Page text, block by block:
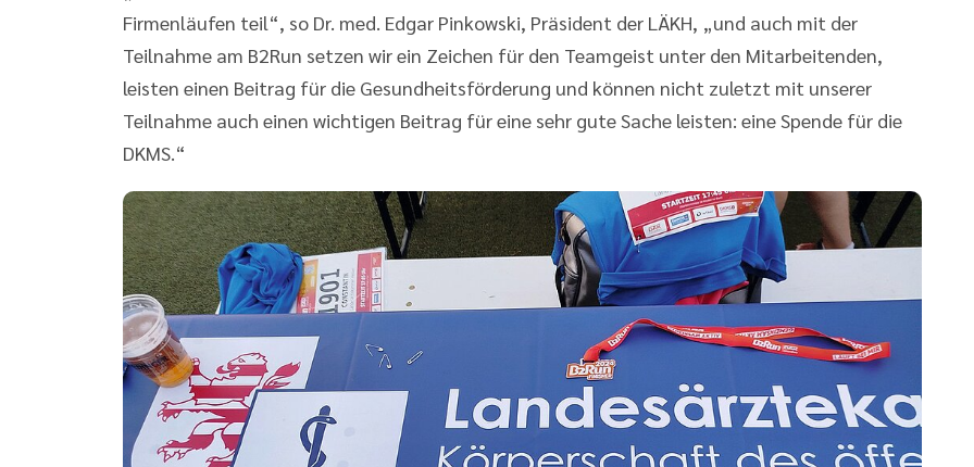
Firmenläufen teil“, so Dr. med. Edgar Pinkowski, Präsident der LÄKH, „und auch mit der
Teilnahme am B2Run setzen wir ein Zeichen für den Teamgeist unter den Mitarbeitenden,
leisten einen Beitrag für die Gesundheitsförderung und können nicht zuletzt mit unserer
Teilnahme auch einen wichtigen Beitrag für eine sehr gute Sache leisten: eine Spende für die
DKMS.“